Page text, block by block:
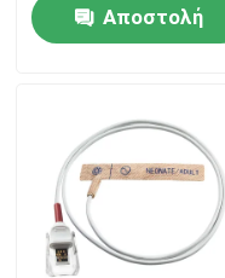
Περίπου εμείς
Γύρος εργοστασίων
αισθητήρων ενήλικο
Αποστολή